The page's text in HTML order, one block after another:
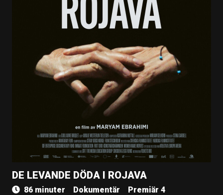
DE LEVANDE DÖDA I ROJAVA
86 minuter Dokumentär
Premiär 4